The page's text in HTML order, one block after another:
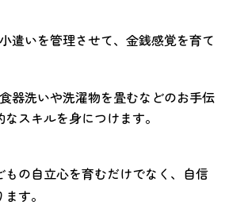
遣いを管理させて、金銭感覚を育て
器洗いや洗濯物を畳むなどのお手伝
スキルを身につけます。
もの自立心を育むだけでなく、自信
す。